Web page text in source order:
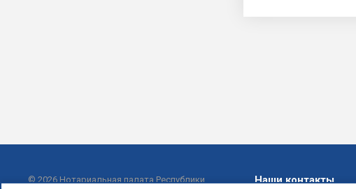
© 2026 Нотариальная палата Республики
Наши контакты